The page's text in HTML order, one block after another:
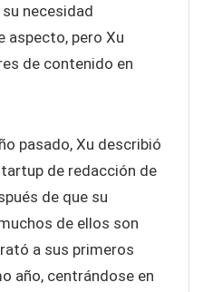
necesidad
aspecto, pero Xu
de contenido en
pasado, Xu describió
de redacción de
de que su
de ellos son
a sus primeros
año, centrándose en